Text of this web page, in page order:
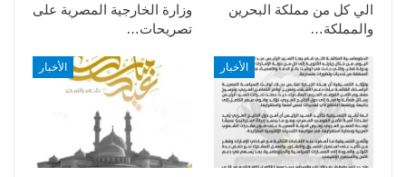
وزارة الخارجية المصرية على
تصريحات…
الي كل من مملكة البحرين
والمملكة…
الأخبار الأخبار